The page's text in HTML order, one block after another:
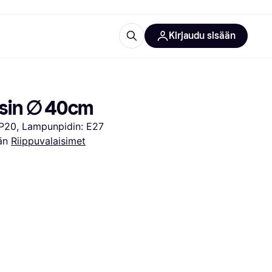
Kirjaudu sisään
∅ 40cm
Lampunpidin: E27
Riippuvalaisimet